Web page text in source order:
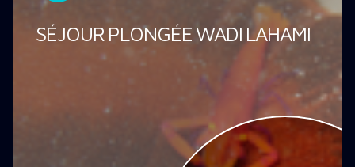
SÉJOUR PLONGÉE WADI LAHAMI